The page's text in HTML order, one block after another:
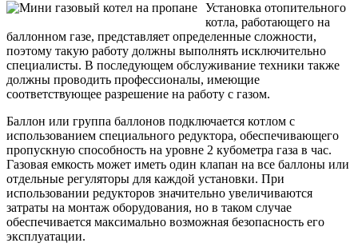
Установка отопительного
котла, работающего на
баллонном газе, представляет определенные сложности,
поэтому такую работу должны выполнять исключительно
специалисты. В последующем обслуживание техники также
должны проводить профессионалы, имеющие
соответствующее разрешение на работу с газом.
Баллон или группа баллонов подключается котлом с
использованием специального редуктора, обеспечивающего
пропускную способность на уровне 2 кубометра газа в час.
Газовая емкость может иметь один клапан на все баллоны или
отдельные регуляторы для каждой установки. При
использовании редукторов значительно увеличиваются
затраты на монтаж оборудования, но в таком случае
обеспечивается максимально возможная безопасность его
эксплуатации.